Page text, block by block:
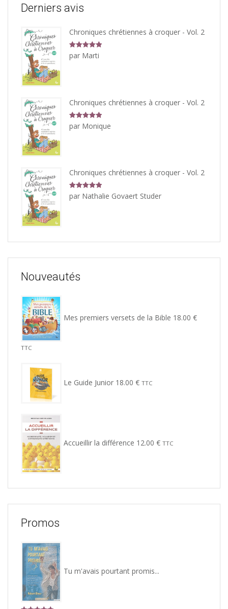
Derniers avis
Chroniques chrétiennes à croquer - Vol. 2
5 sur
5
par Marti
Chroniques chrétiennes à croquer - Vol. 2
5 sur
5
par Monique
Chroniques chrétiennes à croquer - Vol. 2
5 sur
5
par Nathalie Govaert Studer
Nouveautés
Mes premiers versets de la Bible 18.00 €
TTC
Le Guide Junior 18.00 € TTC
Accueillir la différence 12.00 € TTC
Promos
Tu m'avais pourtant promis...